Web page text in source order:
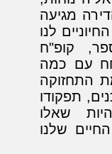
מגיעה
לנו
קופ"ח
עם כמה
התחזוקה
תפקודו
שאלו
שלנו